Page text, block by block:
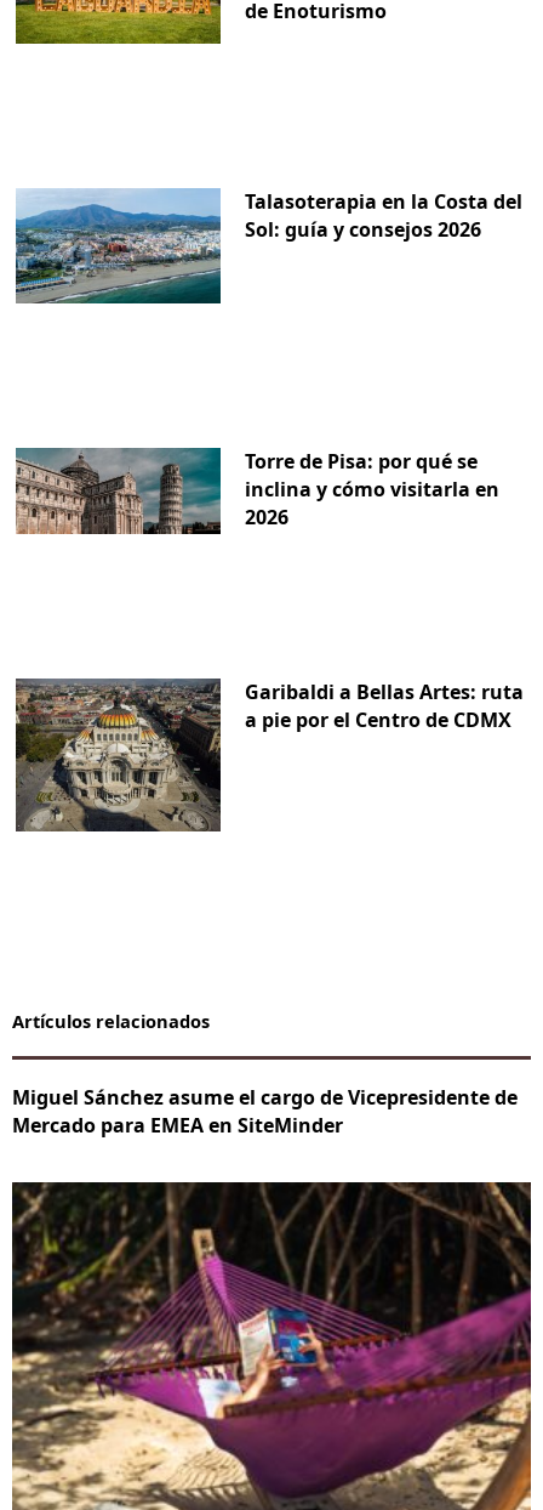
de Enoturismo
Talasoterapia en la Costa del
Sol: guía y consejos 2026
Torre de Pisa: por qué se
inclina y cómo visitarla en
2026
Garibaldi a Bellas Artes: ruta
a pie por el Centro de CDMX
Artículos relacionados
Miguel Sánchez asume el cargo de Vicepresidente de
Mercado para EMEA en SiteMinder